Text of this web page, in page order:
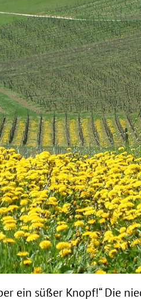
ein süßer Knopf!“ Die